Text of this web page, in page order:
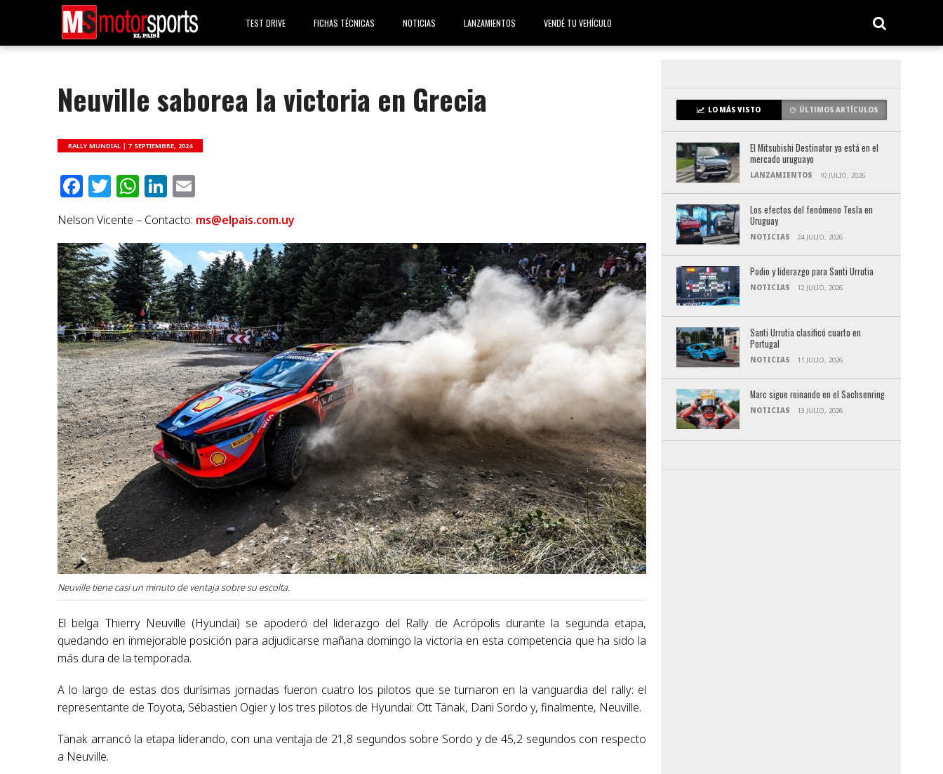
TEST DRIVE FICHAS TÉCNICAS NOTICIAS LANZAMIENTOS VENDÉ TU VEHÍCULO
Neuville saborea la victoria en Grecia
RALLY MUNDIAL |7 SEPTIEMBRE, 2024
Facebook
Twitter
WhatsApp
LinkedIn
Nelson Vicente – Contacto: ms@elpais.com.uy
Neuville tiene casi un minuto de ventaja sobre su escolta.
El belga Thierry Neuville (Hyundai) se apoderó del liderazgo del Rally de Acrópolis durante la segunda etapa,
quedando en inmejorable posición para adjudicarse mañana domingo la victoria en esta competencia que ha sido la
más dura de la temporada.
A lo largo de estas dos durísimas jornadas fueron cuatro los pilotos que se turnaron en la vanguardia del rally: el
representante de Toyota, Sébastien Ogier y los tres pilotos de Hyundai: Ott Tänak, Dani Sordo y, finalmente, Neuville.
Tänak arrancó la etapa liderando, con una ventaja de 21,8 segundos sobre Sordo y de 45,2 segundos con respecto
a Neuville.
LO MÁS VISTO ÚLTIMOS ARTÍCULOS
El Mitsubishi Destinator ya está en el
mercado uruguayo
LANZAMIENTOS 10 JULIO, 2026
Los efectos del fenómeno Tesla en
Uruguay
NOTICIAS 24 JULIO, 2026
Podio y liderazgo para Santi Urrutia
NOTICIAS 12 JULIO, 2026
Santi Urrutia clasificó cuarto en
Portugal
NOTICIAS 11 JULIO, 2026
Marc sigue reinando en el Sachsenring
NOTICIAS 13 JULIO, 2026